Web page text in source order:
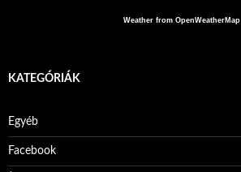
Weather from OpenWeatherMap
KATEGÓRIÁK
Egyéb
Facebook